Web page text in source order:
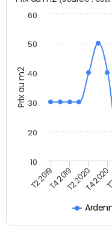
Prix au m2
T2 2019T4 2019T2 2020T4 2020
10
20
30
40
50
60